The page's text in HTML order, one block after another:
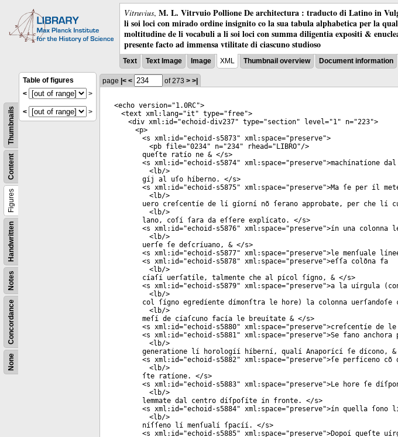
Vitruvius, M. L. Vitrvuio Pollione De architectura : traducto di Latino in
li soi loci con mirado ordine insignito co la sua tabula alphabetica per la
moltitudine de li vocabuli a li soi loci con summa diligentia expositi &
presente facto ad immensa vtilitate di ciascuno studioso
Text Text Image Image XML Thumbnail overview Document information
None
Concordance
Notes
Handwritten
Figures
Content
Thumbnails
Table of figures
<
>
< >
page |< < of 273 > >|
<echo version="1.0RC">
<text xml:lang="it " type="free">
<div xml:id="echoid-div237" type="section" level="1" n="223">
<p>
<s xml:id="echoid-s5873" xml:space="preserve">
<pb file="0234" n="234" rhead=" LIBRO"/>
queſte ratío ne & </s>
<s xml:id="echoid-s5874" xml:space="preserve">machínatíone
<lb/>
gíj al uſo híberno. </s>
<s xml:id="echoid-s5875" xml:space="preserve">Ma ſe per íl
<lb/>
uero creſcentíe de lí gíorní nõ ſerano approbate, per che lí
<lb/>
lano, coſí ſara da eſſere explícato. </s>
<s xml:id="echoid-s5876" xml:space="preserve">ín una colonna
<lb/>
uerſe ſe deſcríuano, & </s>
<s xml:id="echoid-s5877" xml:space="preserve">le menſuale
<s xml:id="echoid-s5878" xml:space="preserve">eſſa colõna fa
<lb/>
cíaſí uerſatíle, talmente che al pícol ſígno, & </s>
<s xml:id="echoid-s5879" xml:space="preserve">a la uírgula
<lb/>
col ſígno egredíente dímonſtra le hore) la colonna
<lb/>
meſí de cíaſcuno facía le breuítate & </s>
<s xml:id="echoid-s5880" xml:space="preserve">creſcentíe de
<s xml:id="echoid-s5881" xml:space="preserve">Se fano
<lb/>
generatione lí horologíí híberní, qualí Anaporící ſe dícono,
<s xml:id="echoid-s5882" xml:space="preserve">ſe perfíceno cõ
<lb/>
ſte ratíone. </s>
<s xml:id="echoid-s5883" xml:space="preserve">Le hore ſe
<lb/>
lemmate dal centro díſpoſíte ín fronte. </s>
<s xml:id="echoid-s5884" xml:space="preserve">ín quella
<lb/>
níſſeno lí menſualí ſpacíí. </s>
<s xml:id="echoid-s5885" xml:space="preserve">Dopoí queſte